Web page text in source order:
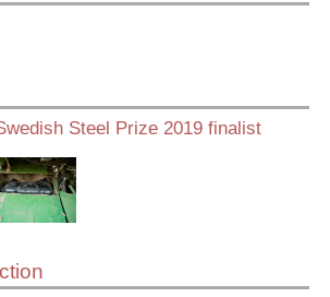
Steel Prize 2019 finalist